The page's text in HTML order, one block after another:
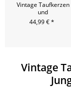
Vintage Taufkerzen
und
Kommunionskerzen
für Jungen mit Spitzen-
44,99 € *
Vintage